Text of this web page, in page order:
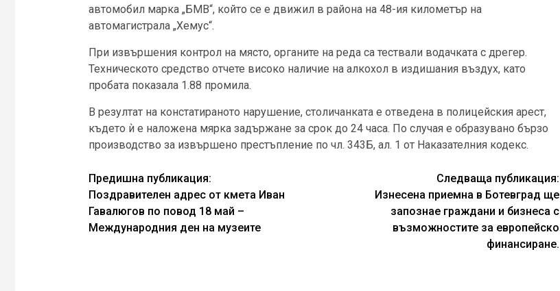
автомобил марка „БМВ“, който се е движил в района на 48-ия километър на
автомагистрала „Хемус“.
При извършения контрол на място, органите на реда са тествали водачката с дрегер.
Техническото средство отчете високо наличие на алкохол в издишания въздух, като
пробата показала 1.88 промила.
В резултат на констатираното нарушение, столичанката е отведена в полицейския арест,
където ѝ е наложена мярка задържане за срок до 24 часа. По случая е образувано бързо
производство за извършено престъпление по чл. 343Б, ал. 1 от Наказателния кодекс.
Continue
Reading
Предишна публикация:
Поздравителен адрес от кмета Иван
Гавалюгов по повод 18 май –
Международния ден на музеите
Следваща публикация:
Изнесена приемна в Ботевград ще
запознае граждани и бизнеса с
възможностите за европейско
финансиране.